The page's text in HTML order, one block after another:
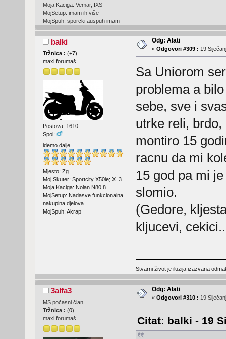
Moja Kaciga: Vemar, IXS
MojSetup: imam ih više
MojSpuh: sporcki auspuh imam
balki
Tržnica : (+7)
maxi forumaš
Postova: 1610
Spol:
idemo dalje...
Mjesto: Zg
Moj Skuter: Sportcity X50ie; X=3
Moja Kaciga: Nolan N80.8
MojSetup: Nadasve funkcionalna
nakupina djelova
MojSpuh: Akrap
Odg: Alati
« Odgovori #309 : 19
Sa Uniorom
problema a
sebe, sve i
utrke reli,
montiro 15
racnu da mi
15 god pa mi
slomio.
(Gedore,
kljucevi,
Stvarni život je iluzija izazvana
3alfa3
MS počasni član
Tržnica : (0)
maxi forumaš
Odg: Alati
« Odgovori #310 : 19
Citat: balki - 19